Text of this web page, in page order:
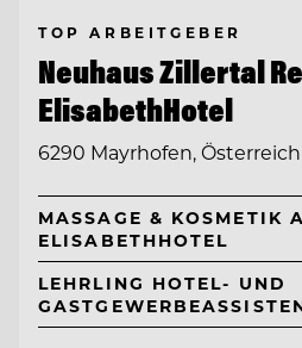
TOP ARBEITGEBER
Neuhaus Zillertal
ElisabethHotel
6290 Mayrhofen, Österreich
MASSAGE & KOSMETIK
ELISABETHHOTEL
LEHRLING HOTEL- UND